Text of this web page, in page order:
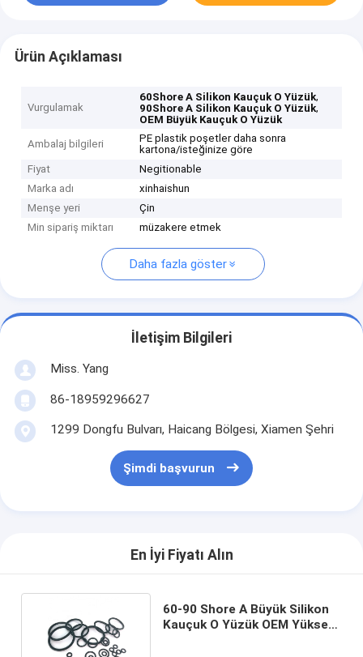
Ürün Açıklaması
Vurgulamak
60Shore A Silikon Kauçuk O Yüzük,
90Shore A Silikon Kauçuk O Yüzük,
OEM Büyük Kauçuk O Yüzük
Ambalaj bilgileri
PE plastik poşetler daha sonra
kartona/isteğinize göre
Fiyat
Negitionable
Marka adı
xinhaishun
Menşe yeri
Çin
Min sipariş miktarı
müzakere etmek
Daha fazla göster
İletişim Bilgileri
Miss. Yang
86-18959296627
1299 Dongfu Bulvarı, Haicang Bölgesi, Xiamen Şehri
Şimdi başvurun
En İyi Fiyatı Alın
60-90 Shore A Büyük Silikon
Kauçuk O Yüzük OEM Yüksek